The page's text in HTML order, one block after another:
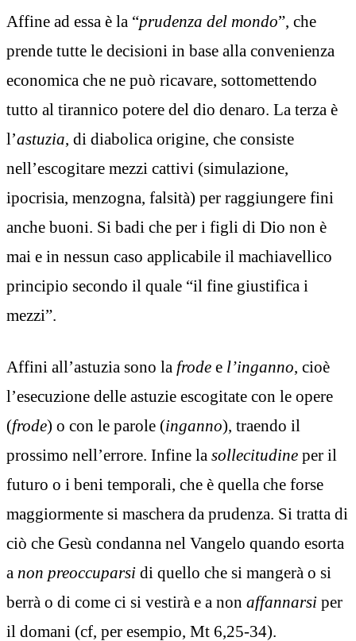
Affine ad essa è la “prudenza del mondo”, che
prende tutte le decisioni in base alla convenienza
economica che ne può ricavare, sottomettendo
tutto al tirannico potere del dio denaro. La terza è
l’astuzia, di diabolica origine, che consiste
nell’escogitare mezzi cattivi (simulazione,
ipocrisia, menzogna, falsità) per raggiungere fini
anche buoni. Si badi che per i figli di Dio non è
mai e in nessun caso applicabile il machiavellico
principio secondo il quale “il fine giustifica i
mezzi”.
Affini all’astuzia sono la frode e l’inganno, cioè
l’esecuzione delle astuzie escogitate con le opere
(frode) o con le parole (inganno), traendo il
prossimo nell’errore. Infine la sollecitudine per il
futuro o i beni temporali, che è quella che forse
maggiormente si maschera da prudenza. Si tratta di
ciò che Gesù condanna nel Vangelo quando esorta
a non preoccuparsi di quello che si mangerà o si
berrà o di come ci si vestirà e a non affannarsi per
il domani (cf, per esempio, Mt 6,25-34).